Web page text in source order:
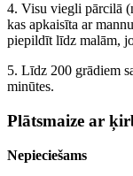
4. Visu viegli pārcilā
kas apkaisīta ar
piepildīt līdz malām,
5. Līdz 200 grādiem
minūtes.
Plātsmaize ar
Nepieciešams